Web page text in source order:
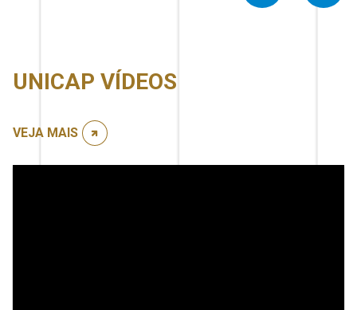
Previous
UNICAP VÍDEOS
VEJA MAIS